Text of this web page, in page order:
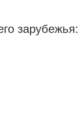
зарубежья: